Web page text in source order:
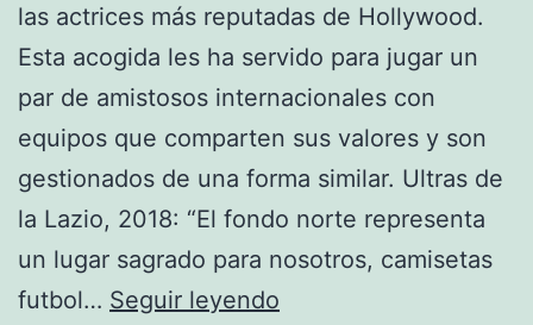
las actrices más reputadas de Hollywood.
Esta acogida les ha servido para jugar un
par de amistosos internacionales con
equipos que comparten sus valores y son
gestionados de una forma similar. Ultras de
la Lazio, 2018: “El fondo norte representa
un lugar sagrado para nosotros, camisetas
futbol… Seguir leyendo